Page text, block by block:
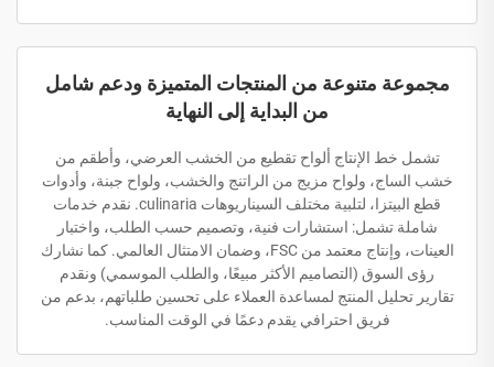
مجموعة متنوعة من المنتجات المتميزة ودعم شامل
من البداية إلى النهاية
تشمل خط الإنتاج ألواح تقطيع من الخشب العرضي، وأطقم من
خشب الساج، ولواح مزيج من الراتنج والخشب، ولواح جبنة، وأدوات
قطع البيتزا، لتلبية مختلف السيناريوهات culinaria. نقدم خدمات
شاملة تشمل: استشارات فنية، وتصميم حسب الطلب، واختبار
العينات، وإنتاج معتمد من FSC، وضمان الامتثال العالمي. كما نشارك
رؤى السوق (التصاميم الأكثر مبيعًا، والطلب الموسمي) ونقدم
تقارير تحليل المنتج لمساعدة العملاء على تحسين طلباتهم، بدعم من
فريق احترافي يقدم دعمًا في الوقت المناسب.